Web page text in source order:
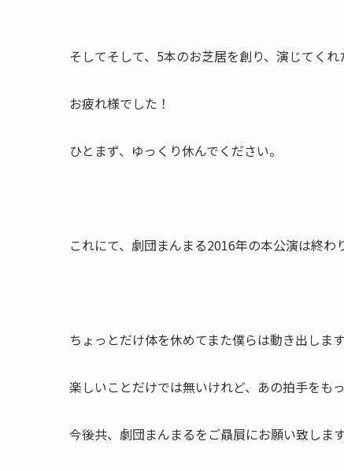
そしてそして、5本のお芝居を創り、演じてく
お疲れ様でした！
ひとまず、ゆっくり休んでください。
これにて、劇団まんまる2016年の本公演は終わ
ちょっとだけ体を休めてまた僕らは動き出します
楽しいことだけでは無いけれど、あの拍手をも
今後共、劇団まんまるをご贔屓にお願い致しま